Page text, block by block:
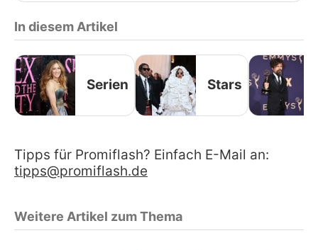
In diesem Artikel
Serien Stars
Tipps für Promiflash? Einfach E-Mail an:
tipps@promiflash.de
Weitere Artikel zum Thema